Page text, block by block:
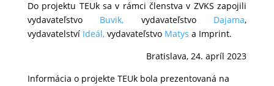
Do projektu TEUk sa v rámci členstva v ZVKS zapojili
vydavateľstvo Buvik, vydavateľstvo Dajama,
vydavatelství Ideál, vydavateľstvo Matys a Imprint.
Bratislava, 24. apríl 2023
Informácia o projekte TEUk bola prezentovaná na